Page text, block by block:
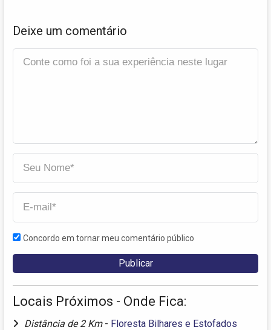
Deixe um comentário
Concordo em tornar meu comentário público
Locais Próximos - Onde Fica:
Distância de 2 Km - Floresta Bilhares e Estofados